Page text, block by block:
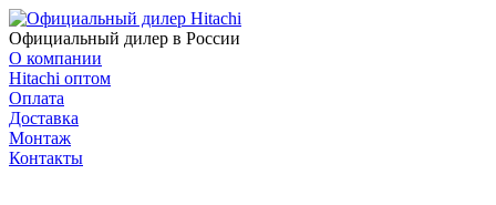
Официальный дилер в России
О компании
Hitachi оптом
Оплата
Доставка
Монтаж
Контакты